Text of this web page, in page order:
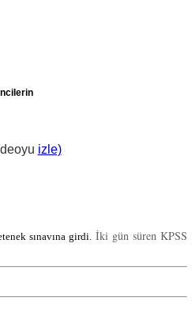
izle)
sınavına girdi.İki gün süren KPSS